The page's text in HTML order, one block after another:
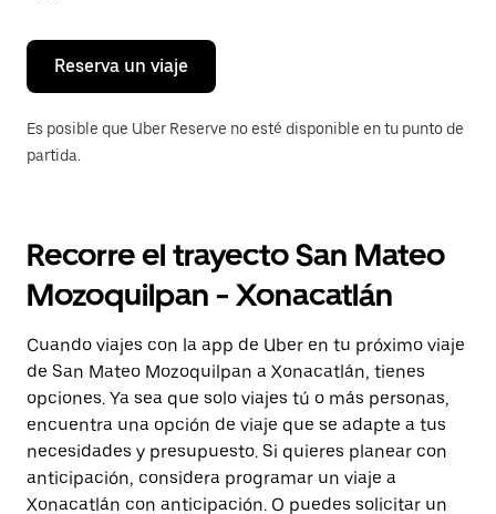
calendario.
Reserva un viaje
Es posible que Uber Reserve no esté disponible en tu punto de
partida.
Recorre el trayecto San Mateo
Mozoquilpan - Xonacatlán
Cuando viajes con la app de Uber en tu próximo viaje
de San Mateo Mozoquilpan a Xonacatlán, tienes
opciones. Ya sea que solo viajes tú o más personas,
encuentra una opción de viaje que se adapte a tus
necesidades y presupuesto. Si quieres planear con
anticipación, considera programar un viaje a
Xonacatlán con anticipación. O puedes solicitar un